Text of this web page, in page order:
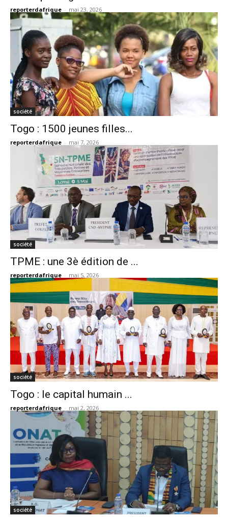
reporterdafrique - mai 23, 2026
société
Togo : 1500 jeunes filles...
reporterdafrique - mai 7, 2026
société
TPME : une 3è édition de ...
reporterdafrique - mai 5, 2026
société
Togo : le capital humain ...
reporterdafrique - mai 2, 2026
société